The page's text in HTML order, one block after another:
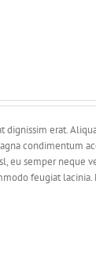
erat.
condimentum
eu semper neque
feugiat lacinia.